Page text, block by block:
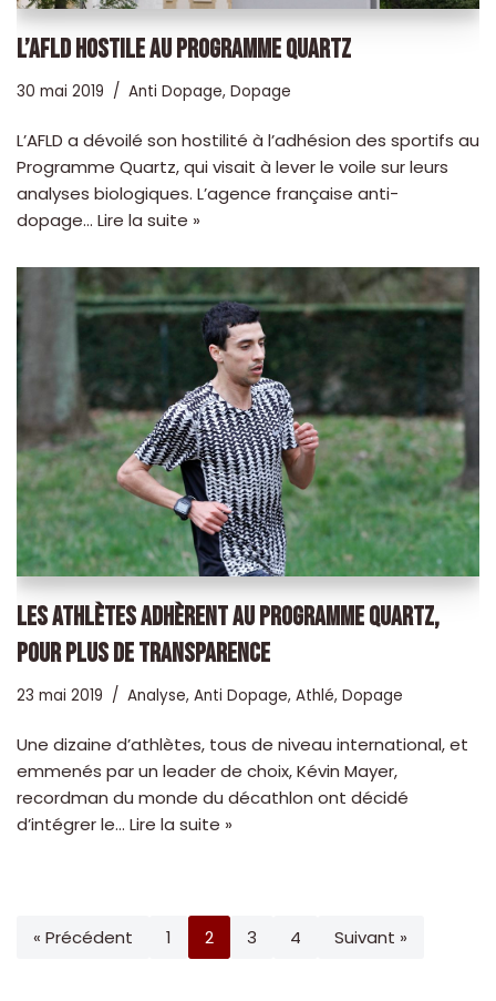
L’AFLD HOSTILE AU PROGRAMME QUARTZ
30 mai 2019 Anti Dopage, Dopage
L’AFLD a dévoilé son hostilité à l’adhésion des sportifs au
Programme Quartz, qui visait à lever le voile sur leurs
analyses biologiques. L’agence française anti-
dopage… Lire la suite »
LES ATHLÈTES ADHÈRENT AU PROGRAMME QUARTZ,
POUR PLUS DE TRANSPARENCE
23 mai 2019 Analyse, Anti Dopage, Athlé, Dopage
Une dizaine d’athlètes, tous de niveau international, et
emmenés par un leader de choix, Kévin Mayer,
recordman du monde du décathlon ont décidé
d’intégrer le… Lire la suite »
« Précédent 1 2 3 4 Suivant »